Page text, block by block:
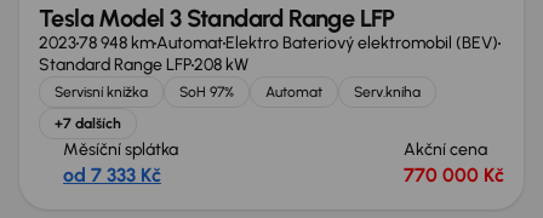
Tesla Model 3 Standard Range LFP
202378 948 kmAutomatElektro Bateriový elektromobil (BEV)
Standard Range LFP208 kW
Servisní knížka SoH 97% Automat
Serv.kniha
+7 dalších
Měsíční splátka
od 7 333 Kč
Akční cena
770 000 Kč
Možnost odpočtu DPH